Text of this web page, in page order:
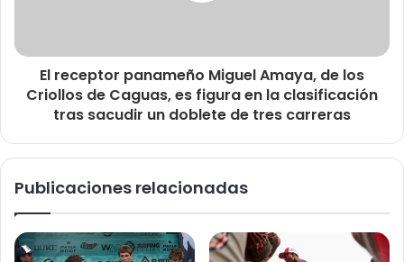
El receptor panameño Miguel Amaya, de los
Criollos de Caguas, es figura en la clasificación
tras sacudir un doblete de tres carreras
Publicaciones relacionadas